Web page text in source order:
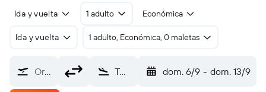
Ida y vuelta 1 adulto Económica
Ida y vuelta 1 adulto, Económica, 0 maletas
Origen Tweed-New Haven (HVN) dom. 6/9 - dom. 13/9